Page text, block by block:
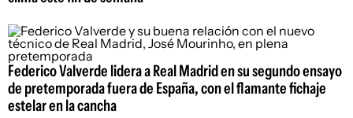
Federico Valverde lidera a Real Madrid en su segundo ensayo
de pretemporada fuera de España, con el flamante fichaje
estelar en la cancha